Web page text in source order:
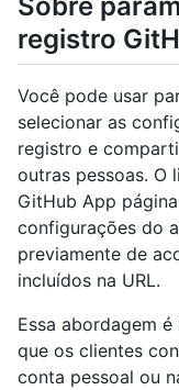
registro
Você pode usar
selecionar as
registro e
outras pessoas. O
GitHub App
configurações do
previamente de
incluídos na URL.
Essa abordagem
que os clientes
conta pessoal ou